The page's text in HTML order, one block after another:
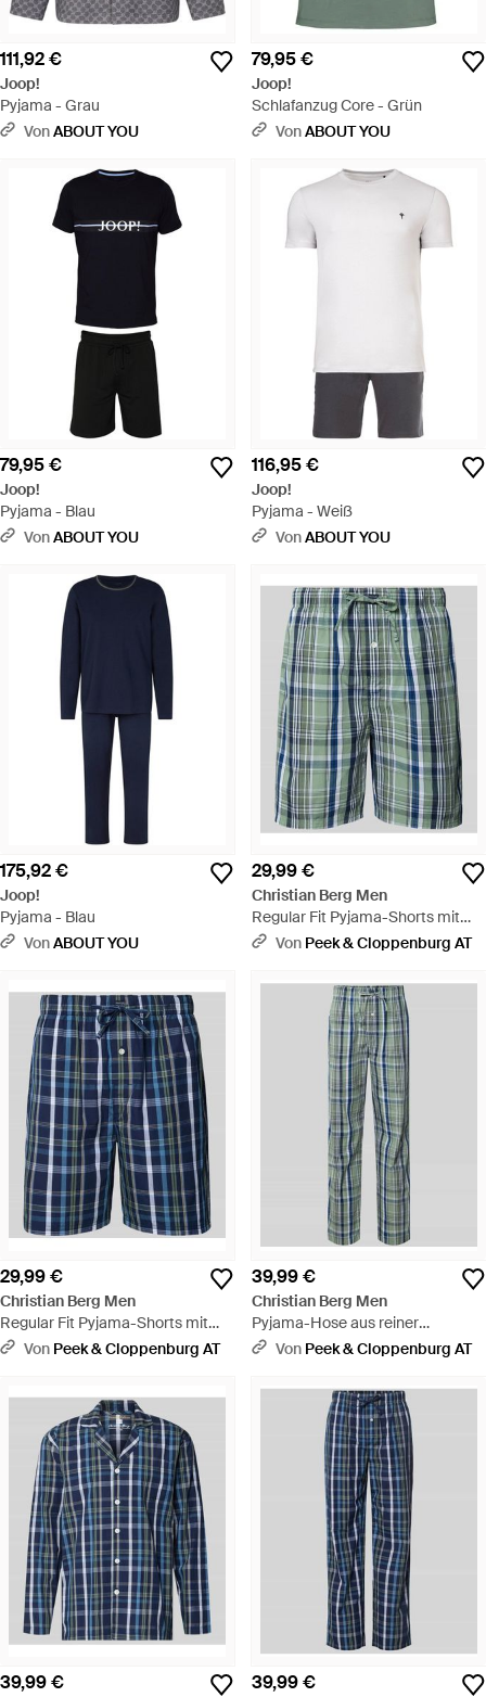
111,92 €
Joop!
Pyjama - Grau
VonABOUT YOU
79,95 €
Joop!
Schlafanzug Core - Grün
VonABOUT YOU
79,95 €
Joop!
Pyjama - Blau
VonABOUT YOU
116,95 €
Joop!
Pyjama - Weiß
VonABOUT YOU
175,92 €
Joop!
Pyjama - Blau
VonABOUT YOU
29,99 €
Christian Berg Men
Regular Fit Pyjama-Shorts mit
Logo-Patch - Blau
Von Peek & Cloppenburg AT
29,99 €
Christian Berg Men
Regular Fit Pyjama-Shorts mit
Logo-Patch - Blau
Von Peek & Cloppenburg AT
39,99 €
Christian Berg Men
Pyjama-Hose aus reiner
Baumwolle - Blau
Von Peek & Cloppenburg AT
39,99 € 39,99 €